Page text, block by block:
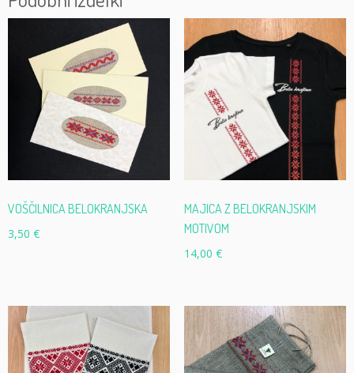
VOŠČILNICA BELOKRANJSKA
3,50 €
MAJICA Z BELOKRANJSKIM
MOTIVOM
14,00 €